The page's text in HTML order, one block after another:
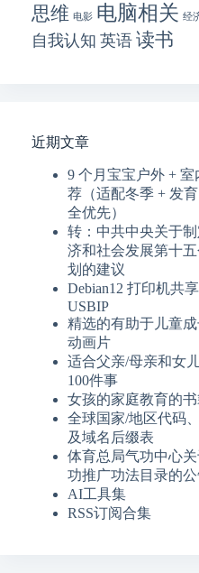
思维 电影 电脑相关 经
自我认知 英语 读书
近期文章
9 个月宝宝户外 + 室
荐（适配冬季 + 发
全优先）
转：中共中央关于
济和社会发展第十
划的建议
Debian12 打印机共
USBIP
精选的有助于儿童成
动画片
适合父亲/母亲和女
100件事
女孩的家庭教育的
全球国家/地区代码
及域名后缀表
体育总局气功中心
功推广功法目录的
AI工具集
RSS订阅合集